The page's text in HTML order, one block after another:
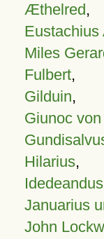
Æthelred,
Eustachius
Miles
Fulbert,
Gilduin,
Giunoc
Hilarius,
Januarius
John